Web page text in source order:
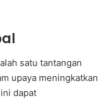
satu tantangan
upaya meningkatkan
dapat